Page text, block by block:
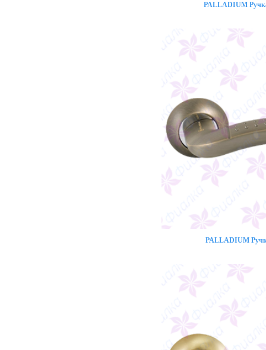
PALLADIUM
PALLADIUM